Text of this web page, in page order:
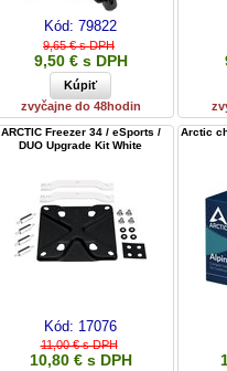
Kód: 79822
9,65 € s DPH
9,50 € s DPH
zvyčajne do 48hodin
ARCTIC Freezer 34 / eSports /
DUO Upgrade Kit White
Kód: 17076
11,00 € s DPH
10,80 € s DPH
Arctic